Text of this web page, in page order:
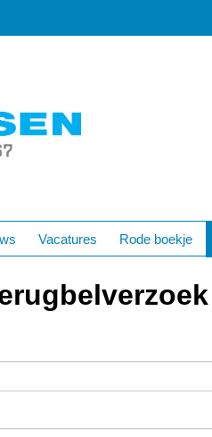
Vacatures Rode boekje